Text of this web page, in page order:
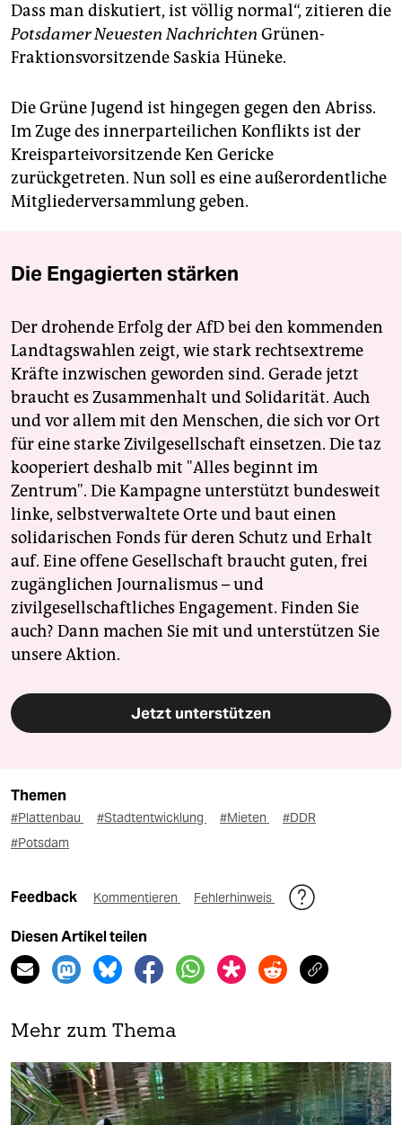
Dass man diskutiert, ist völlig normal“, zitieren die
Potsdamer Neuesten Nachrichten Grünen-
Fraktionsvorsitzende Saskia Hüneke.
Die Grüne Jugend ist hingegen gegen den Abriss.
Im Zuge des innerparteilichen Konflikts ist der
Kreisparteivorsitzende Ken Gericke
zurückgetreten. Nun soll es eine außerordentliche
Mitgliederversammlung geben.
Die Engagierten stärken
Der drohende Erfolg der AfD bei den kommenden
Landtagswahlen zeigt, wie stark rechtsextreme
Kräfte inzwischen geworden sind. Gerade jetzt
braucht es Zusammenhalt und Solidarität. Auch
und vor allem mit den Menschen, die sich vor Ort
für eine starke Zivilgesellschaft einsetzen. Die taz
kooperiert deshalb mit "Alles beginnt im
Zentrum". Die Kampagne unterstützt bundesweit
linke, selbstverwaltete Orte und baut einen
solidarischen Fonds für deren Schutz und Erhalt
auf. Eine offene Gesellschaft braucht guten, frei
zugänglichen Journalismus – und
zivilgesellschaftliches Engagement. Finden Sie
auch? Dann machen Sie mit und unterstützen Sie
unsere Aktion.
Jetzt unterstützen
Themen
#Plattenbau #Stadtentwicklung #Mieten
#DDR
#Potsdam
Feedback Kommentieren Fehlerhinweis
Diesen Artikel teilen
Mehr zum Thema